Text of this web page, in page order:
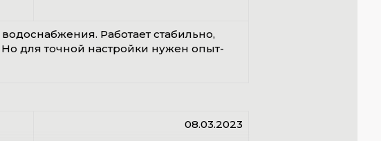
Работает стабильно,
для точной настройки нужен опыт-
08.03.2023